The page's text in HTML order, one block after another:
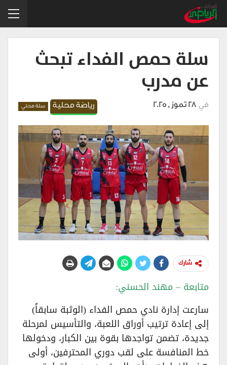
سلة حمص الفداء تبحث
عن مدرب
رياضة محلية سلة محلي في 28 تموز , 2025
شارك
متابعة – مهند الحسني:
سارعت إدارة نادي حمص الفداء (الوثبة سابقاً)
إلى إعادة ترتيب أوراق اللعبة، والتأسيس لمرحلة
جديدة، تضمن تواجدها بقوة بين الكبار، ودخولها
خط المنافسة على لقب دوري المحترفين، أولى